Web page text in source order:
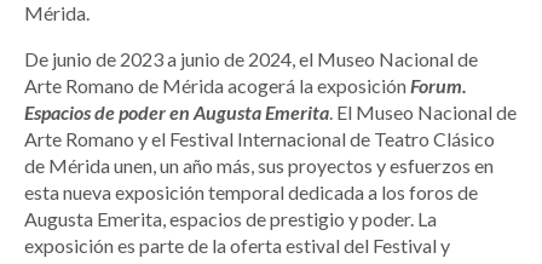
Mérida.
De junio de 2023 a junio de 2024, el Museo Nacional de
Arte Romano de Mérida acogerá la exposiciónForum.
Espacios de poder en Augusta Emerita. El Museo Nacional de
Arte Romano y el Festival Internacional de Teatro Clásico
de Mérida unen, un año más, sus proyectos y esfuerzos en
esta nueva exposición temporal dedicada a los foros de
Augusta Emerita, espacios de prestigio y poder. La
exposición es parte de la oferta estival del Festival y